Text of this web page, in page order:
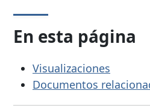
En esta página
Visualizaciones
Documentos